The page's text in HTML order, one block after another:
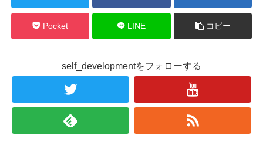
Pocket LINE コピー
self_developmentをフォローする